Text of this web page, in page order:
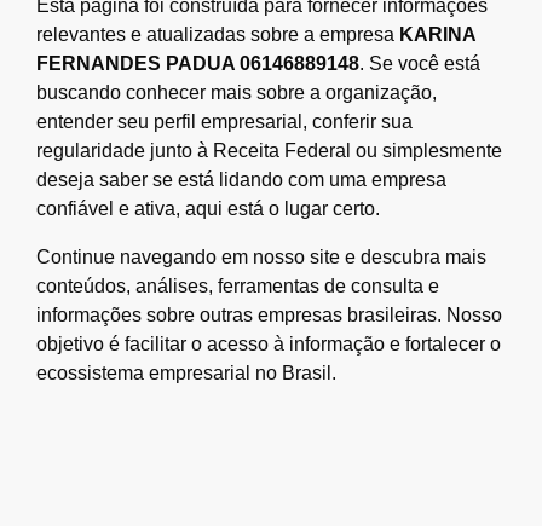
Esta página foi construída para fornecer informações
relevantes e atualizadas sobre a empresa KARINA
FERNANDES PADUA 06146889148. Se você está
buscando conhecer mais sobre a organização,
entender seu perfil empresarial, conferir sua
regularidade junto à Receita Federal ou simplesmente
deseja saber se está lidando com uma empresa
confiável e ativa, aqui está o lugar certo.
Continue navegando em nosso site e descubra mais
conteúdos, análises, ferramentas de consulta e
informações sobre outras empresas brasileiras. Nosso
objetivo é facilitar o acesso à informação e fortalecer o
ecossistema empresarial no Brasil.